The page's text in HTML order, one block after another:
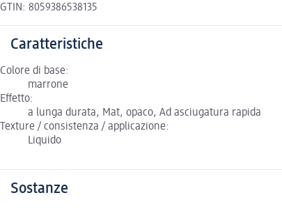
GTIN: 8059386538135
Caratteristiche
Colore di base:
marrone
Effetto:
a lunga durata, Mat, opaco, Ad asciugatura rapida
Texture / consistenza / applicazione:
Liquido
Sostanze